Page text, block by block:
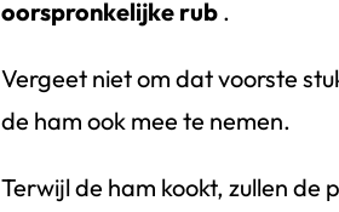
oorspronkelijke rub.
Vergeet niet om dat voorste
de ham ook mee te nemen.
Terwijl de ham kookt, zullen de